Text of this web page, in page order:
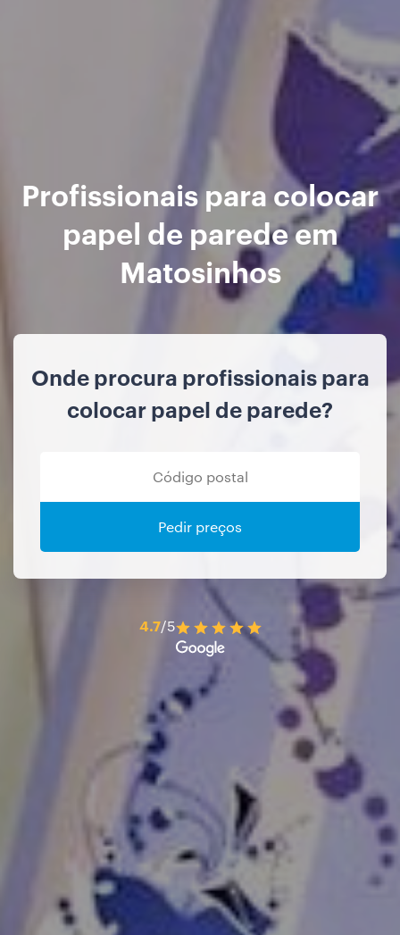
Profissionais para colocar
papel de parede em
Matosinhos
Onde procura profissionais para
colocar papel de parede?
Pedir preços
4.7/5